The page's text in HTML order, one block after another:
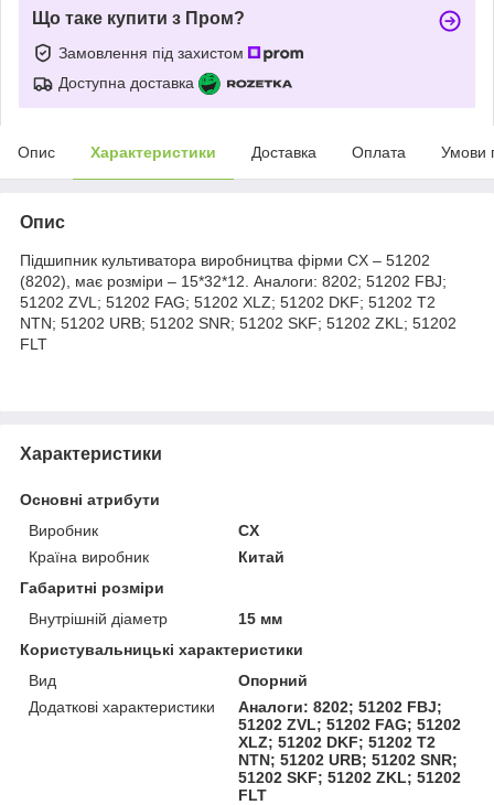
Що таке купити з Пром?
Замовлення під захистом
Доступна доставка
Опис Характеристики Доставка Оплата Умови
Опис
Підшипник культиватора виробництва фірми CX – 51202
(8202), має розміри – 15*32*12. Аналоги: 8202; 51202 FBJ;
51202 ZVL; 51202 FAG; 51202 XLZ; 51202 DKF; 51202 T2
NTN; 51202 URB; 51202 SNR; 51202 SKF; 51202 ZKL; 51202
FLT
Характеристики
Основні атрибути
Виробник
CX
Країна виробник
Китай
Габаритні розміри
Внутрішній діаметр
15 мм
Користувальницькі характеристики
Вид
Опорний
Додаткові характеристики
Аналоги: 8202; 51202 FBJ;
51202 ZVL; 51202 FAG; 51202
XLZ; 51202 DKF; 51202 T2
NTN; 51202 URB; 51202 SNR;
51202 SKF; 51202 ZKL; 51202
FLT